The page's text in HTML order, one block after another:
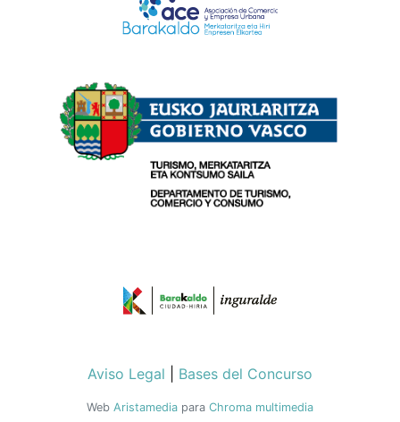
Aviso Legal Bases del Concurso
Web Aristamedia para Chroma multimedia